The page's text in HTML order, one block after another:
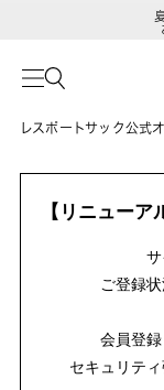
レスポートサック公式
【リニューア
ご登録
会員登録
セキュリテ